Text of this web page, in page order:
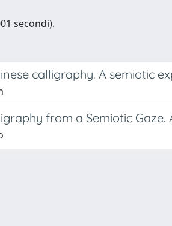
secondi).
calligraphy. A semiotic
from a Semiotic